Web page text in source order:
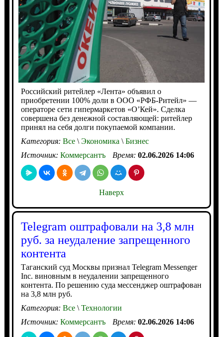
Российский ритейлер «Лента» объявил о
приобретении 100% доли в ООО «РФБ-Ритейл» —
операторе сети гипермаркетов «О’Кей». Сделка
совершена без денежной составляющей: ритейлер
принял на себя долги покупаемой компании.
Категория: Все\Экономика \Бизнес
Источник: Коммерсантъ Время: 02.06.2026 14:06
Наверх
Telegram оштрафовали на 3,8 млн
руб. за неудаление запрещенного
контента
Таганский суд Москвы признал Telegram Messenger
Inc. виновным в неудалении запрещенного
контента. По решению суда мессенджер оштрафован
на 3,8 млн руб.
Категория: Все\Технологии
Источник: Коммерсантъ Время: 02.06.2026 14:06